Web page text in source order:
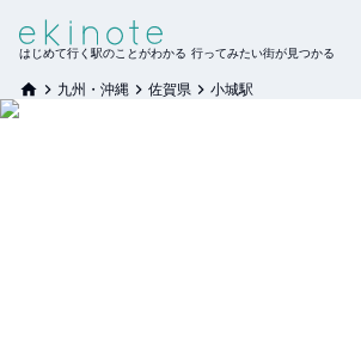
はじめて行く駅のことがわかる 行ってみたい街が見つかる
九州・沖縄 佐賀県 小城駅